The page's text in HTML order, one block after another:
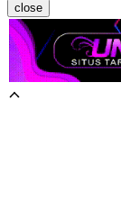
close